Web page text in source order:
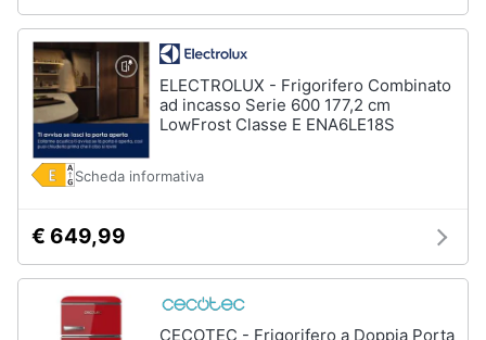
ELECTROLUX - Frigorifero Combinato
ad incasso Serie 600 177,2 cm
LowFrost Classe E ENA6LE18S
Scheda informativa
€ 649,99
CECOTEC - Frigorifero a Doppia Porta